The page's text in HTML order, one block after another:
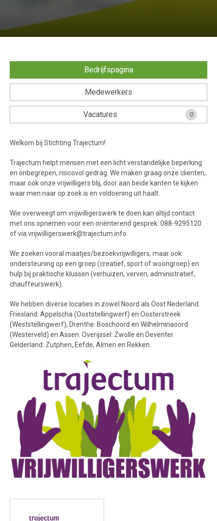
Bedrijfspagina
Medewerkers
Vacatures 0
Welkom bij Stichting Trajectum!
Trajectum helpt mensen met een licht verstandelijke beperking
en onbegrepen, risicovol gedrag. We maken graag onze cliënten,
maar ook onze vrijwilligers blij, door aan beide kanten te kijken
waar men naar op zoek is en voldoening uit haalt.
Wie overweegt om vrijwilligerswerk te doen kan altijd contact
met ons opnemen voor een oriënterend gesprek: 088-9295120
of via vrijwilligerswerk@trajectum.info.
We zoeken vooral maatjes/bezoekvrijwilligers, maar ook
ondersteuning op een groep (creatief, sport of woongroep) en
hulp bij praktische klussen (verhuizen, verven, administratief,
chauffeurswerk).
We hebben diverse locaties in zowel Noord als Oost Nederland.
Friesland: Appelscha (Ooststellingwerf) en Oosterstreek
(Weststellingwerf), Drenthe: Boschoord en Wilhelminaoord
(Westerveld) en Assen. Overijssel: Zwolle en Deventer.
Gelderland: Zutphen, Eefde, Almen en Rekken.